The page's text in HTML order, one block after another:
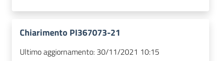
Chiarimento PI367073-21
Ultimo aggiornamento: 30/11/2021 10:15